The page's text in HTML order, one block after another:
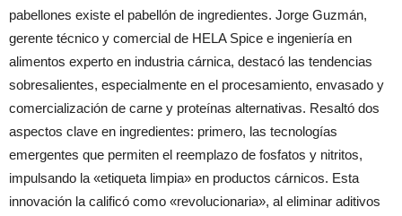
pabellones existe el pabellón de ingredientes. Jorge Guzmán,
gerente técnico y comercial de HELA Spice e ingeniería en
alimentos experto en industria cárnica, destacó las tendencias
sobresalientes, especialmente en el procesamiento, envasado y
comercialización de carne y proteínas alternativas. Resaltó dos
aspectos clave en ingredientes: primero, las tecnologías
emergentes que permiten el reemplazo de fosfatos y nitritos,
impulsando la «etiqueta limpia» en productos cárnicos. Esta
innovación la calificó como «revolucionaria», al eliminar aditivos